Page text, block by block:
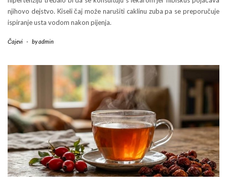
njihovo dejstvo. Kiseli čaj može narušiti caklinu zuba pa se preporučuje
ispiranje usta vodom nakon pijenja.
Čajevi - byadmin